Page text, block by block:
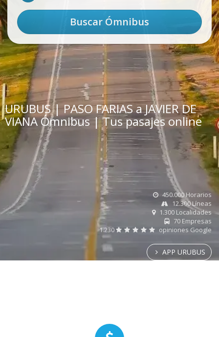
URUBUS | PASO FARIAS a JAVIER DE
VIANA Ómnibus | Tus pasajes online
450.000 Horarios
12.300 Líneas
1.300 Localidades
70 Empresas
1.230
opiniones Google
APP URUBUS